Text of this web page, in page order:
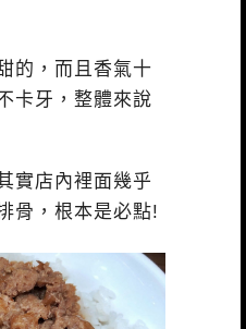
的，而且香氣十
卡牙，整體來說
實店內裡面幾乎
骨，根本是必點!